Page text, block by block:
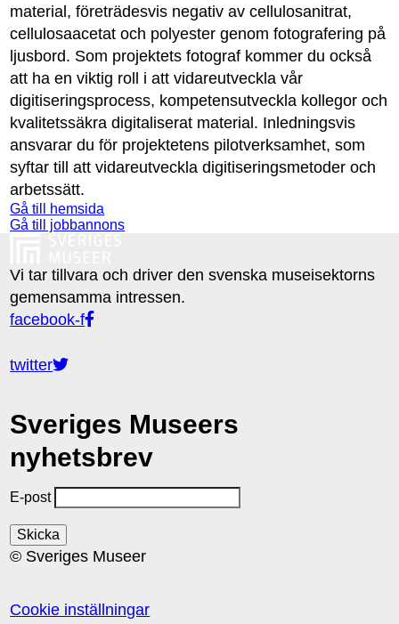
material, företrädesvis negativ av cellulosanitrat,
cellulosaacetat och polyester genom fotografering på
ljusbord. Som projektets fotograf kommer du också
att ha en viktig roll i att vidareutveckla vår
digitiseringsprocess, kompetensutveckla kollegor och
kvalitetssäkra digitaliserat material. Inledningsvis
ansvarar du för projektetens pilotverksamhet, som
syftar till att vidareutveckla digitiseringsmetoder och
arbetssätt.
Gå till hemsida
Gå till jobbannons
Vi tar tillvara och driver den svenska museisektorns
gemensamma intressen.
facebook-f
twitter
Sveriges Museers
nyhetsbrev
E-post
© Sveriges Museer
Cookie inställningar